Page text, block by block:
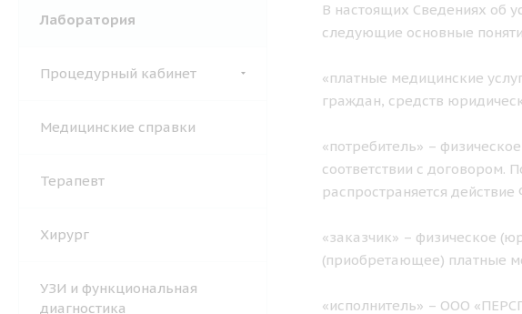
Лаборатория
Процедурный кабинет
Медицинские справки
Терапевт
Хирург
УЗИ и функциональная
диагностика
В настоящих Сведениях об
следующие основные
«платные медицинские
граждан, средств
«потребитель» –
соответствии с договором.
распространяется
«заказчик» – физическое
(приобретающее) платные
«исполнитель» – ООО